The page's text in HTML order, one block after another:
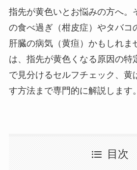
指先が黄色いとお悩みの方へ。
の食べ過ぎ（柑皮症）やタバコ
肝臓の病気（黄疸）かもしれま
は、指先が黄色くなる原因の特
で見分けるセルフチェック、黄
す方法まで専門的に解説します。
目次